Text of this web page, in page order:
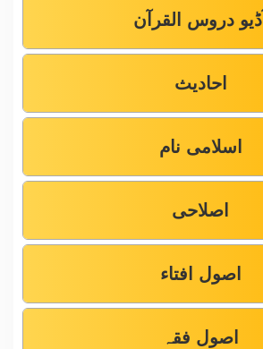
آڈیو دروس القرآن
احادیث
اسلامی نام
اصلاحی
اصول افتاء
اصول فقہ